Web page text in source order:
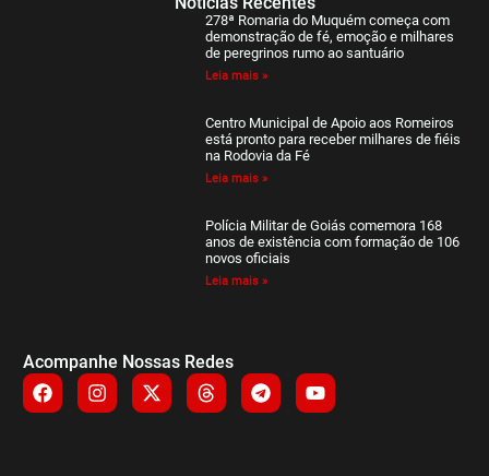
278ª Romaria do Muquém começa com
demonstração de fé, emoção e milhares
de peregrinos rumo ao santuário
Leia mais »
Centro Municipal de Apoio aos Romeiros
está pronto para receber milhares de fiéis
na Rodovia da Fé
Leia mais »
Polícia Militar de Goiás comemora 168
anos de existência com formação de 106
novos oficiais
Leia mais »
Acompanhe Nossas Redes